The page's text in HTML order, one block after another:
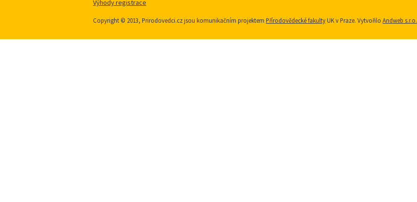
Výhody registrace
Copyright © 2013, Prirodovedci.cz jsou komunikačním projektem Přírodovědecké fakultyUK v Praze. Vytvořilo Andweb s.r.o.